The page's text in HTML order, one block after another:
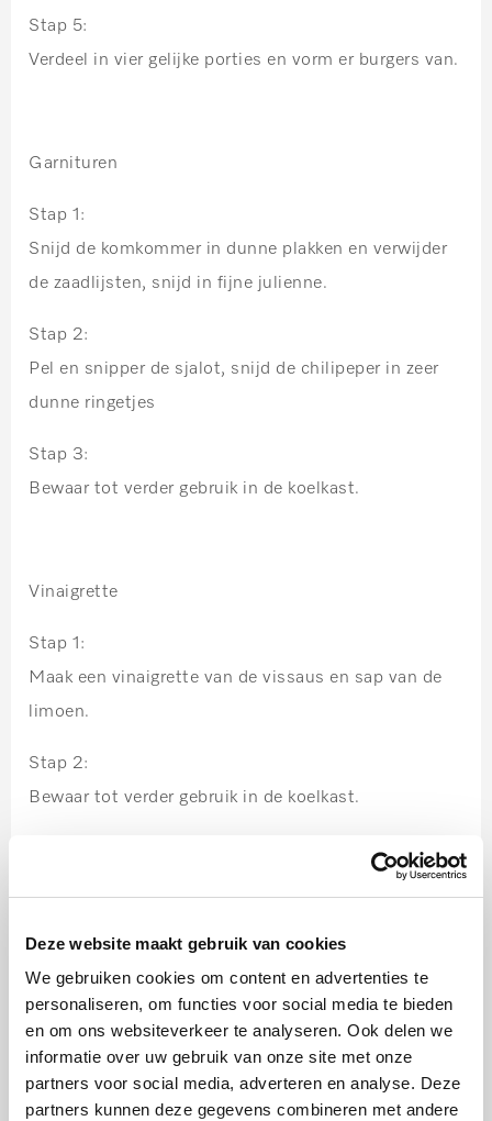
Deze website maakt gebruik van cookies
We gebruiken cookies om content en advertenties te
personaliseren, om functies voor social media te bieden
en om ons websiteverkeer te analyseren. Ook delen we
informatie over uw gebruik van onze site met onze
partners voor social media, adverteren en analyse. Deze
partners kunnen deze gegevens combineren met andere
Stap 5:
Verdeel in vier gelijke porties en vorm er burgers van.
Garnituren
Stap 1:
Snijd de komkommer in dunne plakken en verwijder
de zaadlijsten, snijd in fijne julienne.
Stap 2:
Pel en snipper de sjalot, snijd de chilipeper in zeer
dunne ringetjes
Stap 3:
Bewaar tot verder gebruik in de koelkast.
Vinaigrette
Stap 1:
Maak een vinaigrette van de vissaus en sap van de
limoen.
Stap 2:
Bewaar tot verder gebruik in de koelkast.
Serveren
Stap 1:
Meng de komkommer met de vinaigrette.
Stap 2: